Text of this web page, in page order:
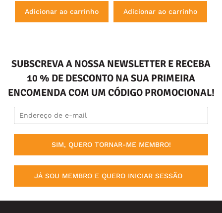
Adicionar ao carrinho Adicionar ao carrinho
SUBSCREVA A NOSSA NEWSLETTER E RECEBA
10 % DE DESCONTO NA SUA PRIMEIRA
ENCOMENDA COM UM CÓDIGO PROMOCIONAL!
SIM, QUERO TORNAR-ME MEMBRO!
JÁ SOU MEMBRO E QUERO INICIAR SESSÃO